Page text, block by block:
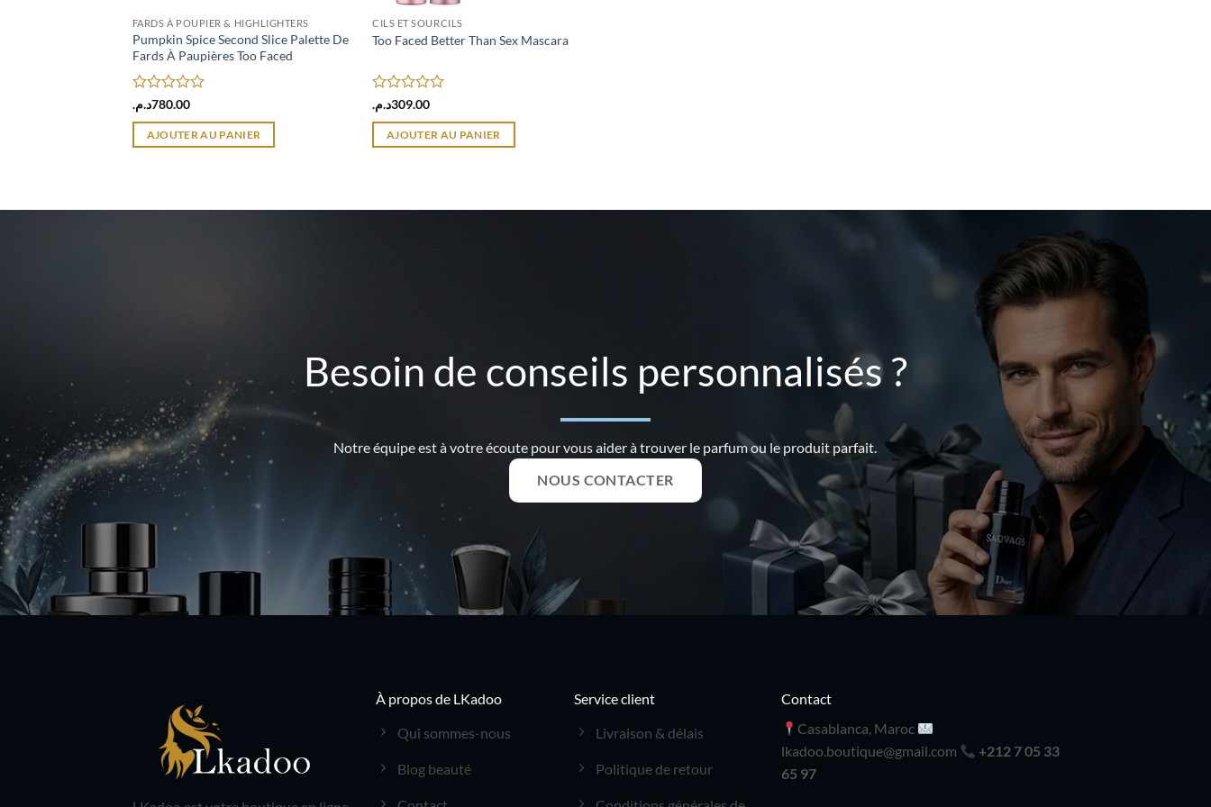
FARDS À POUPIER & HIGHLIGHTERS
Pumpkin Spice Second Slice Palette De
Fards À Paupières Too Faced
Note
0
sur
5
780.00د.م.
AJOUTER AU PANIER
CILS ET SOURCILS
Too Faced Better Than Sex Mascara
Note
0
sur
5
309.00د.م.
AJOUTER AU PANIER
Besoin de conseils personnalisés ?
Notre équipe est à votre écoute pour vous aider à trouver le parfum ou le produit parfait.
NOUS CONTACTER
À propos de LKadoo
Qui sommes-nous
Blog beauté
Service client
Livraison & délais
Politique de retour
Contact
Casablanca, Maroc
lkadoo.boutique@gmail.com
+212 7 05 33
65 97